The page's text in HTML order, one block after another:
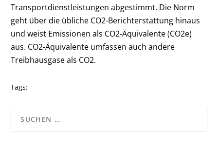
Transportdienstleistungen abgestimmt. Die Norm
geht über die übliche CO2-Berichterstattung hinaus
und weist Emissionen als CO2-Äquivalente (CO2e)
aus. CO2-Äquivalente umfassen auch andere
Treibhausgase als CO2.
Tags: